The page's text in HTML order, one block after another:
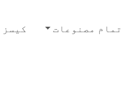
تمام مصنوعات کیسز